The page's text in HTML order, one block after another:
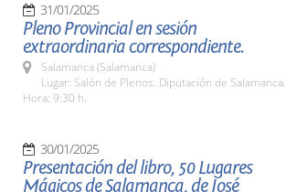
31/01/2025
Pleno Provincial en sesión
extraordinaria correspondiente.
Salamanca (Salamanca)
Lugar: Salón de Plenos. Diputación de Salamanca.
Hora: 9:30 h.
30/01/2025
Presentación del libro, 50 Lugares
Mágicos de Salamanca, de José